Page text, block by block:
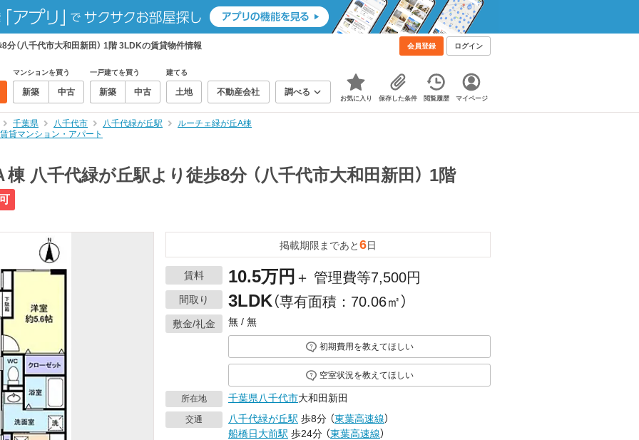
（八千代市大和田新田） 1階 3LDKの賃貸物件情報 会員登録 ログイン
マンションを買う
新築 中古
一戸建てを買う
新築 中古
建てる
土地 不動産会社 調べる
お気に入り 保存した条件 閲覧履歴 マイページ
千葉県 八千代市 八千代緑が丘駅
ルーチェ緑が丘A棟
貸マンション・アパート
八千代緑が丘駅より徒歩8分 （八千代市大和田新田） 1階
掲載期限まであと6日
賃料 10.5万円 ＋ 管理費等7,500円
間取り 3LDK（専有面積：70.06㎡）
敷金/礼金 無 / 無
初期費用を教えてほしい
空室状況を教えてほしい
所在地 千葉県八千代市大和田新田
交通 八千代緑が丘駅 歩8分 （東葉高速線）
船橋日大前駅 歩24分 （東葉高速線）